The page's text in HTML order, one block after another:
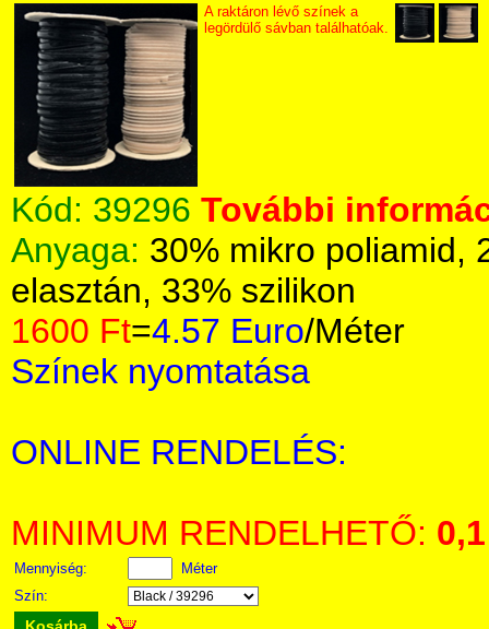
A raktáron lévő színek a
legördülő sávban találhatóak.
Kód: 39296 További
Anyaga: 30% mikro poliamid,
elasztán, 33% szilikon
1600 Ft=4.57 Euro/Méter
Színek nyomtatása
ONLINE RENDELÉS:
MINIMUM RENDELHETŐ: 0,1
Mennyiség:
Méter
Szín: